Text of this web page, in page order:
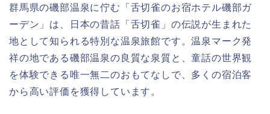
群馬県の磯部温泉に佇む「舌切雀のお宿ホテル磯部ガ
ーデン」は、日本の昔話「舌切雀」の伝説が生まれた
地として知られる特別な温泉旅館です。温泉マーク発
祥の地である磯部温泉の良質な泉質と、童話の世界観
を体験できる唯一無二のおもてなしで、多くの宿泊客
から高い評価を獲得しています。